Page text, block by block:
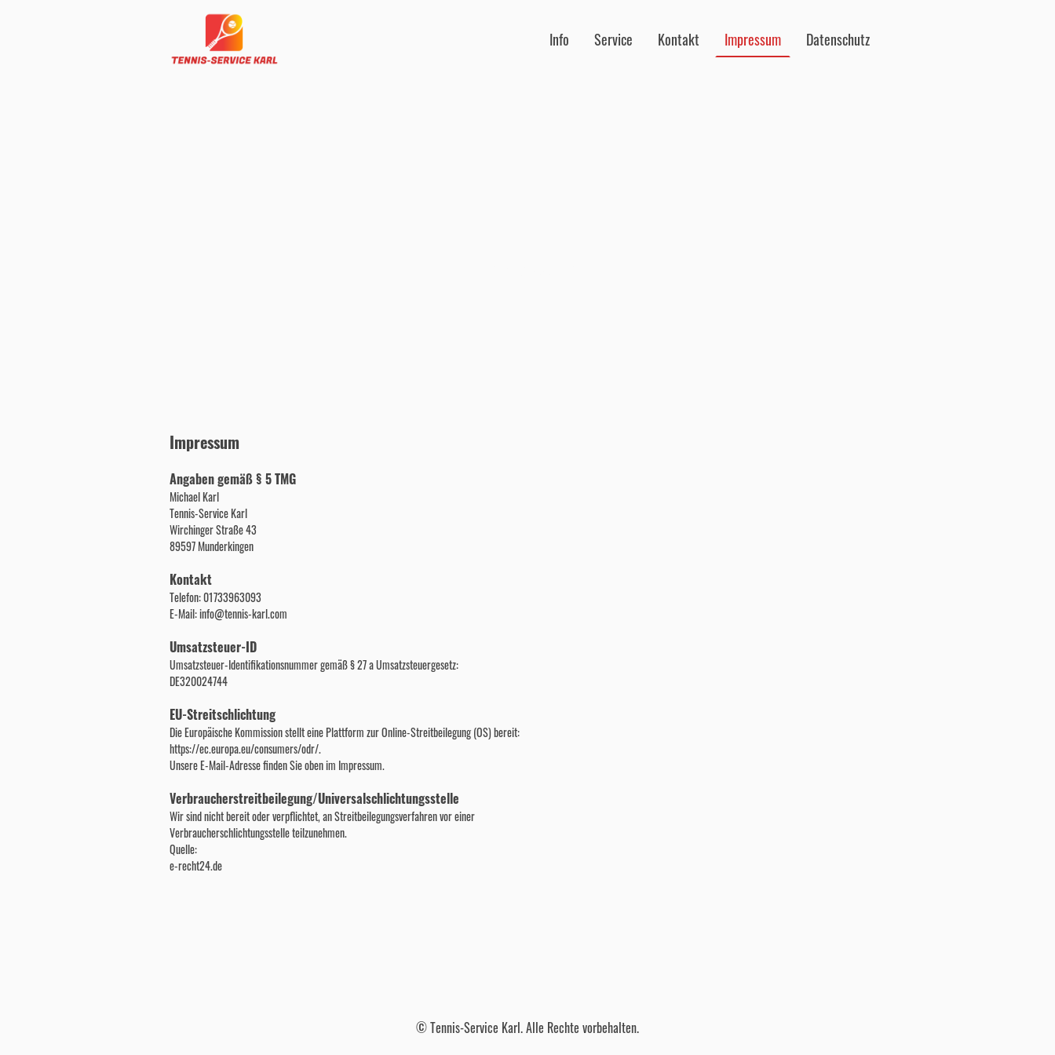
Info Service Kontakt Impressum Datenschutz
Impressum
Angaben gemäß § 5 TMG
Michael Karl
Tennis-Service Karl
Wirchinger Straße 43
89597 Munderkingen
Kontakt
Telefon: 01733963093
E-Mail: info@tennis-karl.com
Umsatzsteuer-ID
Umsatzsteuer-Identifikationsnummer gemäß § 27 a Umsatzsteuergesetz:
DE320024744
EU-Streitschlichtung
Die Europäische Kommission stellt eine Plattform zur Online-Streitbeilegung (OS) bereit:
https://ec.europa.eu/consumers/odr/.
Unsere E-Mail-Adresse finden Sie oben im Impressum.
Verbraucherstreitbeilegung/Universalschlichtungsstelle
Wir sind nicht bereit oder verpflichtet, an Streitbeilegungsverfahren vor einer
Verbraucherschlichtungsstelle teilzunehmen.
Quelle:
e-recht24.de
© Tennis-Service Karl. Alle Rechte vorbehalten.